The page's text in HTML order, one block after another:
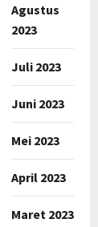
Agustus
2023
Juli 2023
Juni 2023
Mei 2023
April 2023
Maret 2023